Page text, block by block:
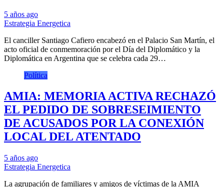
5 años ago
Estrategia Energetica
El canciller Santiago Cafiero encabezó en el Palacio San Martín, el
acto oficial de conmemoración por el Día del Diplomático y la
Diplomática en Argentina que se celebra cada 29…
Política
AMIA: MEMORIA ACTIVA RECHAZÓ
EL PEDIDO DE SOBRESEIMIENTO
DE ACUSADOS POR LA CONEXIÓN
LOCAL DEL ATENTADO
5 años ago
Estrategia Energetica
La agrupación de familiares y amigos de víctimas de la AMIA